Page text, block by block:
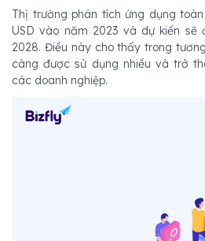
Thị trường phân tích ứng dụng
USD vào năm 2023 và dự kiến sẽ
2028. Điều này cho thấy trong
càng được sử dụng nhiều và trở
các doanh nghiệp.